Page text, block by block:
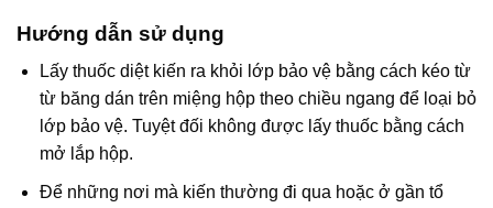
Hướng dẫn sử dụng
Lấy thuốc diệt kiến ra khỏi lớp bảo vệ bằng cách kéo từ
từ băng dán trên miệng hộp theo chiều ngang để loại bỏ
lớp bảo vệ. Tuyệt đối không được lấy thuốc bằng cách
mở lắp hộp.
Để những nơi mà kiến thường đi qua hoặc ở gần tổ